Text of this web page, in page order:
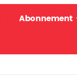
Abonnement